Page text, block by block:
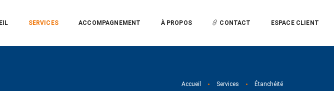
SERVICES ACCOMPAGNEMENT À PROPOS CONTACT ESPACE CLIENT
Accueil Services Étanchéité